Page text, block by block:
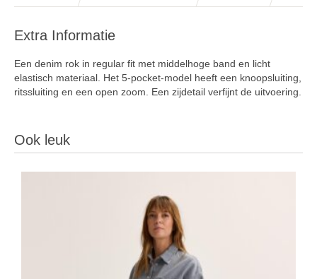
Extra Informatie
Een denim rok in regular fit met middelhoge band en licht
elastisch materiaal. Het 5-pocket-model heeft een knoopsluiting,
ritssluiting en een open zoom. Een zijdetail verfijnt de uitvoering.
Ook leuk